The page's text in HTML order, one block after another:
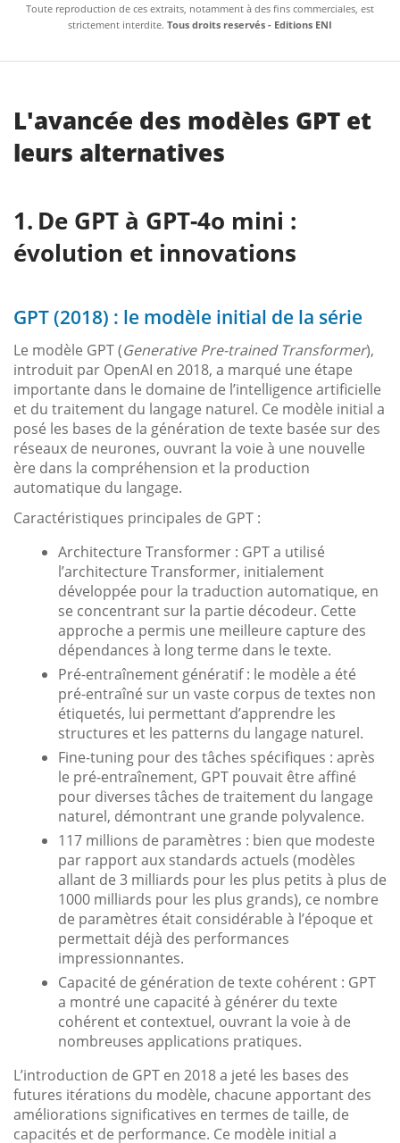
Toute reproduction de ces extraits, notamment à des fins commerciales, est
strictement interdite. Tous droits reservés - Editions ENI
L'avancée des modèles GPT et
leurs alternatives
De GPT à GPT-4o mini :
évolution et innovations
GPT (2018) : le modèle initial de la série
Le modèle GPT (Generative Pre-trained Transformer),
introduit par OpenAI en 2018, a marqué une étape
importante dans le domaine de l’intelligence artificielle
et du traitement du langage naturel. Ce modèle initial a
posé les bases de la génération de texte basée sur des
réseaux de neurones, ouvrant la voie à une nouvelle
ère dans la compréhension et la production
automatique du langage.
Caractéristiques principales de GPT :
Architecture Transformer : GPT a utilisé
l’architecture Transformer, initialement
développée pour la traduction automatique, en
se concentrant sur la partie décodeur. Cette
approche a permis une meilleure capture des
dépendances à long terme dans le texte.
Pré-entraînement génératif : le modèle a été
pré-entraîné sur un vaste corpus de textes non
étiquetés, lui permettant d’apprendre les
structures et les patterns du langage naturel.
Fine-tuning pour des tâches spécifiques : après
le pré-entraînement, GPT pouvait être affiné
pour diverses tâches de traitement du langage
naturel, démontrant une grande polyvalence.
117 millions de paramètres : bien que modeste
par rapport aux standards actuels (modèles
allant de 3 milliards pour les plus petits à plus de
1000 milliards pour les plus grands), ce nombre
de paramètres était considérable à l’époque et
permettait déjà des performances
impressionnantes.
Capacité de génération de texte cohérent : GPT
a montré une capacité à générer du texte
cohérent et contextuel, ouvrant la voie à de
nombreuses applications pratiques.
L’introduction de GPT en 2018 a jeté les bases des
futures itérations du modèle, chacune apportant des
améliorations significatives en termes de taille, de
capacités et de performance. Ce modèle initial a